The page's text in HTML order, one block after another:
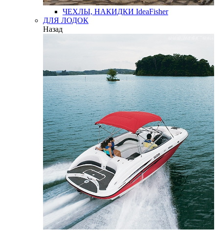
ЧЕХЛЫ, НАКИДКИ IdeaFisher
ДЛЯ ЛОДОК
Назад